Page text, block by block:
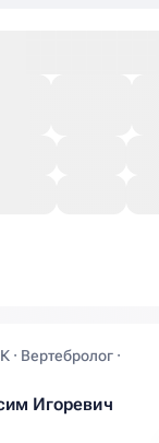
· Вертебролог ·
Игоревич